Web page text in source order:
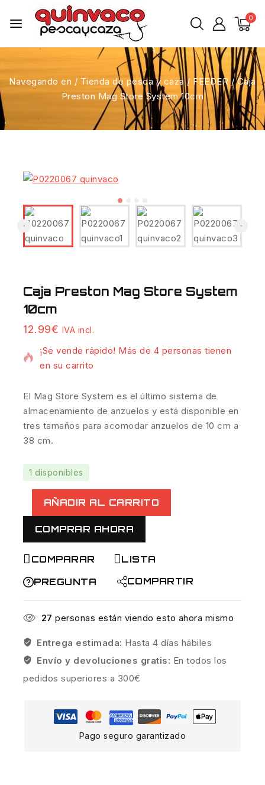
0
Navegando en / Tienda de pesca y caza / FEEDER / Caja
Preston Mag Store System 10cm
Caja Preston Mag Store System
10cm
12.99€ IVA incl.
7 productos vendidos en las últimas 19 horas
¡Se vende rápido! Más de 4 personas tienen
en su carrito
El Mag Store System es el último sistema de
almacenamiento de anzuelos y está disponible en
tres tamaños para acomodar anzuelos de 10 cm a
38 cm.
1 disponibles
AÑADIR AL CARRITO
COMPRAR AHORA
COMPARAR
LISTA
PREGUNTA
COMPARTIR
27 personas están viendo esto ahora mismo
Entrega estimada: Hasta 4 días hábiles
Envío y devoluciones gratis: En todos los
pedidos superiores a 300€
Pago seguro garantizado